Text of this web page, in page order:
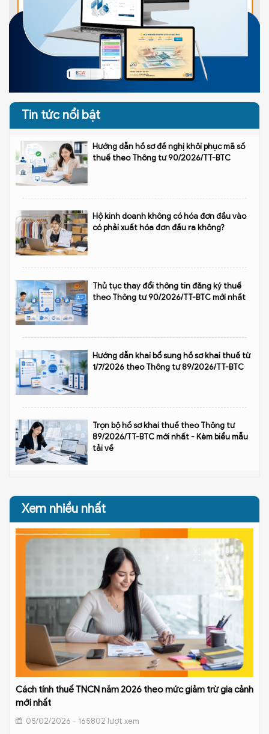
Tin tức nổi bật
Hướng dẫn hồ sơ đề nghị khôi phục mã số
thuế theo Thông tư 90/2026/TT-BTC
Hộ kinh doanh không có hóa đơn đầu vào
có phải xuất hóa đơn đầu ra không?
Thủ tục thay đổi thông tin đăng ký thuế
theo Thông tư 90/2026/TT-BTC mới nhất
Hướng dẫn khai bổ sung hồ sơ khai thuế từ
1/7/2026 theo Thông tư 89/2026/TT-BTC
Trọn bộ hồ sơ khai thuế theo Thông tư
89/2026/TT-BTC mới nhất - Kèm biểu mẫu
tải về
Xem nhiều nhất
Cách tính thuế TNCN năm 2026 theo mức giảm trừ gia cảnh
mới nhất
05/02/2026 - 165802 lượt xem